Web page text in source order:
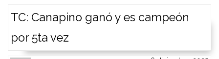
TC: Canapino ganó y es campeón
por 5ta vez